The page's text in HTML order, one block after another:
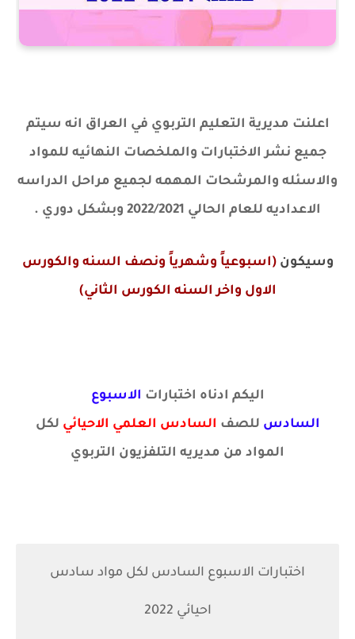
اعلنت مديرية التعليم التربوي في العراق انه سيتم
جميع نشر الاختبارات والملخصات النهائيه للمواد
والاسئله والمرشحات المهمه لجميع مراحل الدراسه
الاعداديه للعام الحالي 2022/2021 وبشكل دوري .
وسيكون(اسبوعياً وشهرياً ونصف السنه والكورس
الاول واخر السنه الكورس الثاني)
اليكم ادناه اختبارات الاسبوع
السادس للصف السادس العلمي الاحيائي لكل
المواد من مديريه التلفزيون التربوي
اختبارات الاسبوع السادس لكل مواد سادس
احيائي 2022